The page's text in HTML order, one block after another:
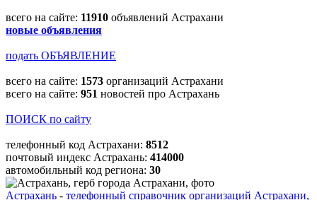
всего на сайте: 11910 объявлений Астрахани
новые объявления
подать ОБЪЯВЛЕНИЕ
всего на сайте: 1573 организаций Астрахани
всего на сайте: 951 новостей про Астрахань
ПОИСК по сайту
телефонный код Астрахани: 8512
почтовый индекс Астрахань: 414000
автомобильный код региона: 30
Астрахань - телефонный справочник организаций Астрахани,